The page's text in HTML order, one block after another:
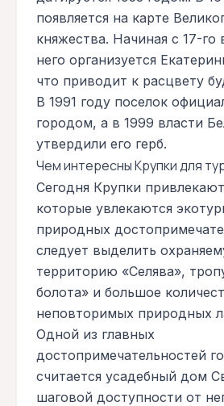
появляется на карте
княжества. Начиная с 17-го
него организуется
что приводит к расцвету
В 1991 году поселок
городом, а в 1999 власти
утвердили его герб.
Чем интересны Крупки для
Сегодня Крупки
которые увлекаются
природных
следует выделить
территорию «Селява»,
болота» и большое
неповторимых природных
Одной из главных
достопримечательностей
считается усадебный дом
шаговой доступности от